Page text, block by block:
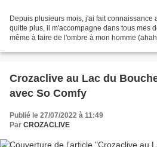
Depuis plusieurs mois, j'ai fait connaissance
quitte plus, il m'accompagne dans tous mes
même à faire de l'ombre à mon homme
Crozaclive au Lac du
avec So Comfy
Publié le 27/07/2022 à 11:49
Par CROZACLIVE